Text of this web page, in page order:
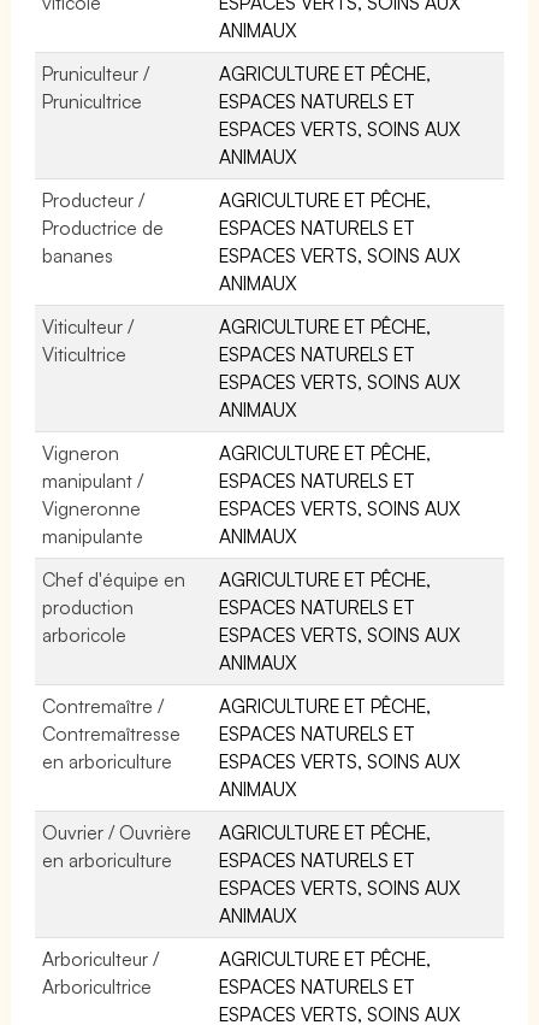
ANIMAUX
Pruniculteur /
Prunicultrice
AGRICULTURE ET PÊCHE,
ESPACES NATURELS ET
ESPACES VERTS, SOINS AUX
ANIMAUX
Producteur /
Productrice de
bananes
AGRICULTURE ET PÊCHE,
ESPACES NATURELS ET
ESPACES VERTS, SOINS AUX
ANIMAUX
Viticulteur /
Viticultrice
AGRICULTURE ET PÊCHE,
ESPACES NATURELS ET
ESPACES VERTS, SOINS AUX
ANIMAUX
Vigneron
manipulant /
Vigneronne
manipulante
AGRICULTURE ET PÊCHE,
ESPACES NATURELS ET
ESPACES VERTS, SOINS AUX
ANIMAUX
Chef d'équipe en
production
arboricole
AGRICULTURE ET PÊCHE,
ESPACES NATURELS ET
ESPACES VERTS, SOINS AUX
ANIMAUX
Contremaître /
Contremaîtresse
en arboriculture
AGRICULTURE ET PÊCHE,
ESPACES NATURELS ET
ESPACES VERTS, SOINS AUX
ANIMAUX
Ouvrier / Ouvrière
en arboriculture
AGRICULTURE ET PÊCHE,
ESPACES NATURELS ET
ESPACES VERTS, SOINS AUX
ANIMAUX
Arboriculteur /
Arboricultrice
AGRICULTURE ET PÊCHE,
ESPACES NATURELS ET
ESPACES VERTS, SOINS AUX